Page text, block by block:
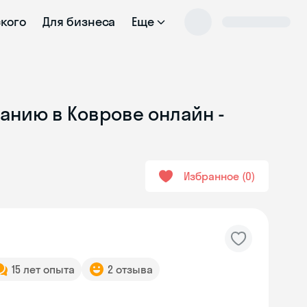
Для бизнеса Еще
в Коврове онлайн -
Избранное 0
15 лет опыта 2 отзыва